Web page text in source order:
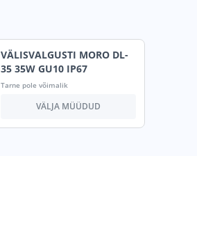
VÄLISVALGUSTI MORO DL-
35 35W GU10 IP67
Tarne pole võimalik
VÄLJA MÜÜDUD